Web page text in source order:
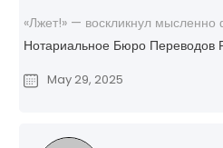
«Лжет!» — воскликнул мысленно
Нотариальное Бюро Переводов
May 29, 2025